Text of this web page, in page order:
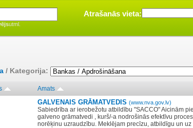
utml.
Atrašanās vieta:
/ Kategorija:
Amats
GALVENAIS GRĀMATVEDIS (www.nva.gov.lv)
Sabiedrība ar ierobežotu atbildību "SACCO" Aicinām
galveno grāmatvedi , kurš/-a nodrošinās efektīvu
norēķinu uzraudzību. Meklējam precīzu, atbildīgu un